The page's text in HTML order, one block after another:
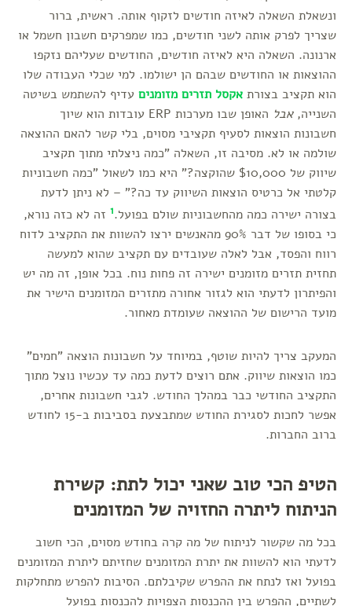
ונשאלת השאלה לאיזה חודשים לזקוף אותה. ראשית, ברור
שצריך לפרק אותה לשני חודשים, כמו שמפרקים חשבון חשמל או
ארנונה. השאלה היא לאיזה חודשים, החודשים שעליהם נזקפו
ההוצאות או החודשים שבהם הן ישולמו. למי שכלי העבודה שלו
הוא תקציב בצורת אקסל תזרים מזומנים עדיף להשתמש בשיטה
השנייה,אבל
האופן שבו מערכות ERP עובדות הוא שיוך
חשבונות הוצאות לסעיף תקציבי מסוים, בלי קשר להאם ההוצאה
שולמה או לא. מסיבה זו, השאלה "כמה ניצלתי מתוך תקציב
שיווק של $10,000 שהוקצה?" היא כמו לשאול "כמה חשבוניות
קלטתי אל כרטיס הוצאות השיווק עד כה?" – לא ניתן לדעת
בצורה ישירה כמה מהחשבוניות שולם בפועל.1 זה לא כזה נורא,
כי בסופו של דבר 90% מהאנשים ירצו להשוות את התקציב לדוח
רווח והפסד, אבל לאלה שעובדים עם תקציב שהוא למעשה
תחזית תזרים מזומנים ישירה זה פחות נוח. בכל אופן, זה מה יש
והפיתרון לדעתי הוא לגזור אחורה מתזרים המזומנים הישיר את
מועד הרישום של ההוצאה שעומדת מאחור.
המעקב צריך להיות שוטף, במיוחד על חשבונות הוצאה "חמים"
כמו הוצאות שיווק. אתם רוצים לדעת כמה עד עכשיו נוצל מתוך
התקציב החודשי כבר במהלך החודש. לגבי חשבונות אחרים,
אפשר לחכות לסגירת החודש שמתבצעת בסביבות ב-15 לחודש
ברוב החברות.
הטיפ הכי טוב שאני יכול לתת: קשירת
הניתוח ליתרה החזויה של המזומנים
בכל מה שקשור לניתוח של מה קרה בחודש מסוים, הכי חשוב
לדעתי הוא להשוות את יתרת המזומנים שחזיתם ליתרת המזומנים
בפועל ואז לנתח את ההפרש שקיבלתם. הסיבות להפרש מתחלקות
לשתיים, ההפרש בין ההכנסות הצפויות להכנסות בפועל